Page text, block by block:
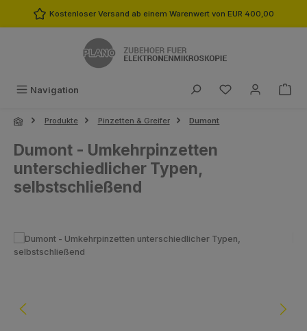
Zum Hauptinhalt springen
Kostenloser Versand ab einem Warenwert von EUR 400,00
Navigation Du hast 0
Produkte Pinzetten & Greifer Dumont
Dumont - Umkehrpinzetten
unterschiedlicher Typen,
selbstschließend
Bildergalerie überspringen